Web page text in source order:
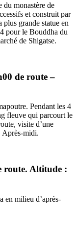
monastère de
et construit par
grande statue en
pour le Bouddha du
de Shigatse.
de route –
Pendant les 4
fleuve qui parcourt le
visite d’une
Après-midi.
route. Altitude :
en milieu d’après-